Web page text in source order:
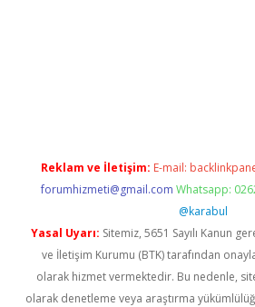
Reklam ve İletişim: E-mail:
forumhizmeti@gmail.com Whatsapp:
@karabul
Yasal Uyarı: Sitemiz, 5651 Sayılı Kanun
ve İletişim Kurumu (BTK) tarafından
olarak hizmet vermektedir. Bu nedenle,
olarak denetleme veya araştırma